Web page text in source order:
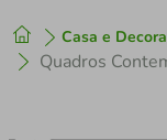
Casa e
1º tenis